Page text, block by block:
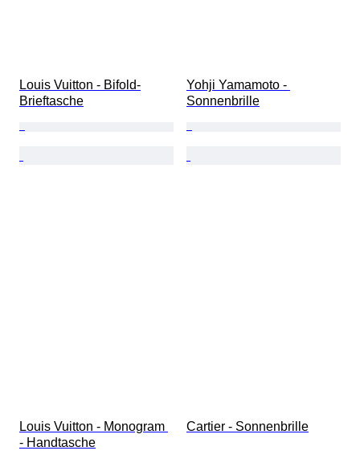
Louis Vuitton - Bifold-
Brieftasche
Yohji Yamamoto -
Sonnenbrille
Louis Vuitton - Monogram
- Handtasche
Cartier - Sonnenbrille